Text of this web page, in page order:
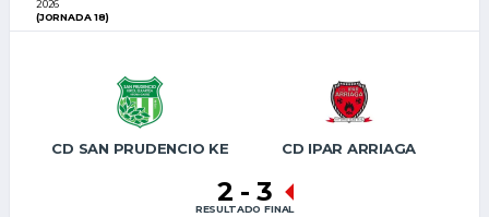
2026
(JORNADA 18)
CD SAN PRUDENCIO KE CD IPAR ARRIAGA
2 - 3
RESULTADO FINAL